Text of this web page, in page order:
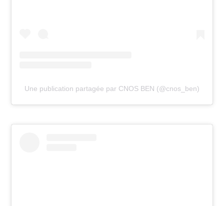
Une publication partagée par CNOS BEN (@cnos_ben)